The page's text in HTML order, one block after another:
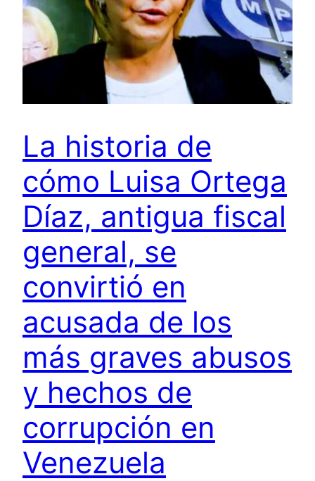
La historia de
cómo Luisa Ortega
Díaz, antigua fiscal
general, se
convirtió en
acusada de los
más graves abusos
y hechos de
corrupción en
Venezuela